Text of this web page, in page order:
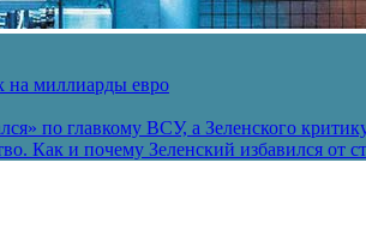
на миллиарды евро
по главкому ВСУ, а Зеленского
Как и почему Зеленский избавился от